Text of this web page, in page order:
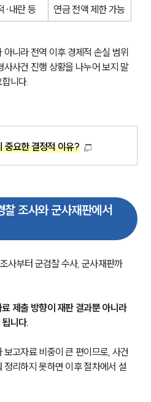
·내란 등 연금 전액 제한 가능
니라 전역 이후 경제적 손실 범위
사건 진행 상황을 나누어 보지 말
니다.
중요한 결정적 이유?
조사와 군사재판에서
사부터 군검찰 수사, 군사재판까
제출 방향이 재판 결과뿐 아니라
니다.
고자료 비중이 큰 편이므로, 사건
리하지 못하면 이후 절차에서 설